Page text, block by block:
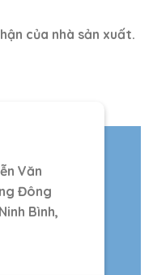
của nhà sản xuất.
Văn
Đông
Bình,